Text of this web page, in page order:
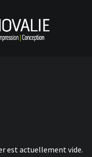
est actuellement vide.